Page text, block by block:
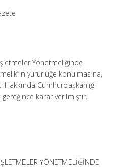
Yönetmeliğinde
yürürlüğe konulmasına,
Hakkında Cumhurbaşkanlığı
karar verilmiştir.
YÖNETMELİĞİNDE